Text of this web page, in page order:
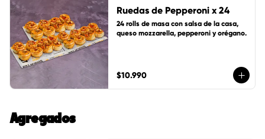
Ruedas de Pepperoni x 24
24 rolls de masa con salsa de la casa,
queso mozzarella, pepperoni y orégano.
$10.990
Agregados